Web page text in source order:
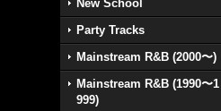
New School
Party Tracks
Mainstream R&B (2000〜)
Mainstream R&B (1990〜1
999)